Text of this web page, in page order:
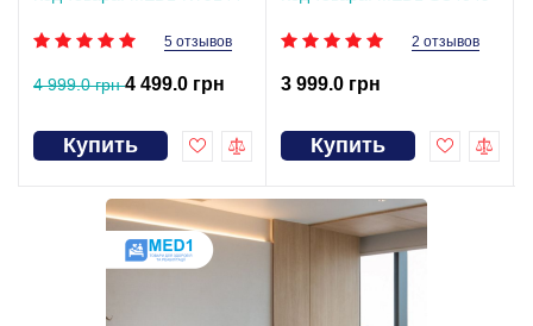
5 отзывов
4 999.0 грн4 499.0 грн
Купить
2 отзывов
3 999.0 грн
Купить